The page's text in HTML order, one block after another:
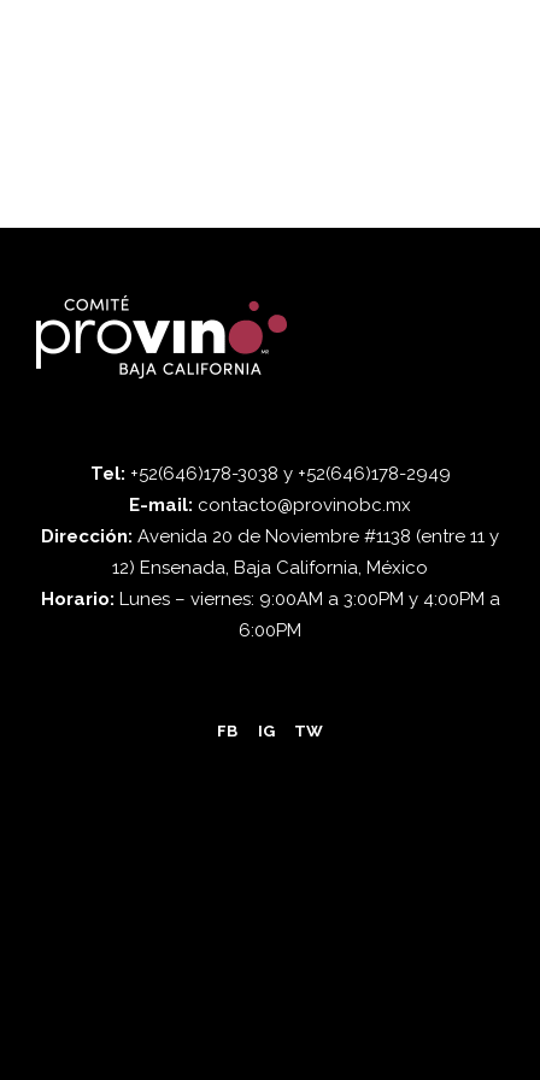
Tel: +52(646)178-3038 y +52(646)178-2949
E-mail: contacto@provinobc.mx
Dirección: Avenida 20 de Noviembre #1138 (entre 11 y
12) Ensenada, Baja California, México
Horario: Lunes – viernes: 9:00AM a 3:00PM y 4:00PM a
6:00PM
FB IG TW